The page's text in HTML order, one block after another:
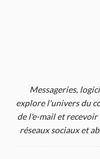
Messageries,
explore l'univers du
de l'e-mail et
réseaux sociaux et